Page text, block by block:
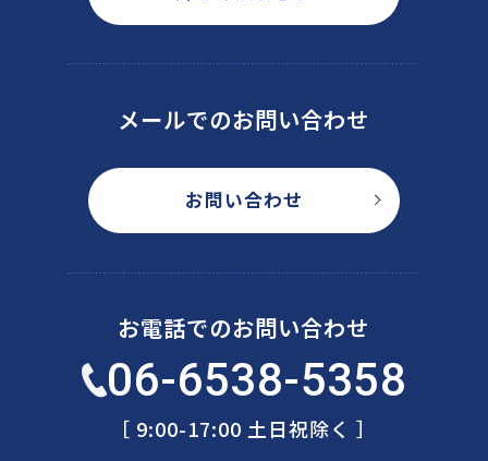
メールでのお問い合わせ
お問い合わせ
お電話でのお問い合わせ
06-6538-5358
［ 9:00-17:00 土日祝除く ］